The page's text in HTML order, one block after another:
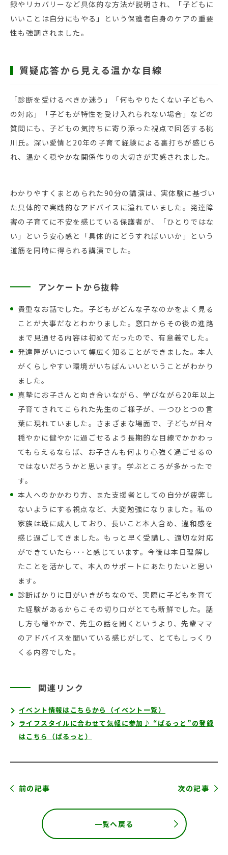
録やリカバリーなど具体的な方法が説明され、「子どもに
いいことは自分にもやる」という保護者自身のケアの重要
性も強調されました。
質疑応答から見える温かな目線
「診断を受けるべきか迷う」「何もやりたくない子どもへ
の対応」「子どもが特性を受け入れられない場合」などの
質問にも、子どもの気持ちに寄り添った視点で回答する桃
川氏。深い愛情と20年の子育て経験による裏打ちが感じら
れ、温かく穏やかな関係作りの大切さが実感されました。
わかりやすくまとめられた90分の講演は、実体験に基づい
た具体的で実践的なアドバイスに溢れていました。発達障
害の子育てに不安を感じている保護者が、「ひとりではな
い」という安心感と「具体的にどうすればいいか」という
道筋を同時に得られる講演でした。
アンケートから抜粋
貴重なお話でした。子どもがどんな子なのかをよく見る
ことが大事だなとわかりました。窓口からその後の進路
まで見通せる内容は初めてだったので、有意義でした。
発達障がいについて幅広く知ることができました。本人
がくらしやすい環境がいちばんいいということがわかり
ました。
真摯にお子さんと向き合いながら、学びながら20年以上
子育てされてこられた先生のご様子が、一つひとつの言
葉に現れていました。さまざまな場面で、子どもが日々
穏やかに健やかに過ごせるよう長期的な目線でかかわっ
てもらえるならば、お子さんも何より心強く過ごせるの
ではないだろうかと思います。学ぶところが多かったで
す。
本人へのかかわり方、また支援者としての自分が疲弊し
ないようにする視点など、大変勉強になりました。私の
家族は既に成人しており、長いこと本人含め、違和感を
感じ過ごしてきました。もっと早く受講し、適切な対応
ができていたら･･･と感じています。今後は本日理解し
たことを活かして、本人のサポートにあたりたいと思い
ます。
診断ばかりに目がいきがちなので、実際に子どもを育て
た経験があるからこその切り口がとても新鮮でした。話
し方も穏やかで、先生の話を聞くというより、先輩ママ
のアドバイスを聞いている感じがして、とてもしっくり
くる内容でした。
関連リンク
イベント情報はこちらから（イベント一覧）
ライフスタイルに合わせて気軽に参加♪ “ぱるっと”の登録
はこちら（ぱるっと）
前の記事 次の記事
一覧へ戻る